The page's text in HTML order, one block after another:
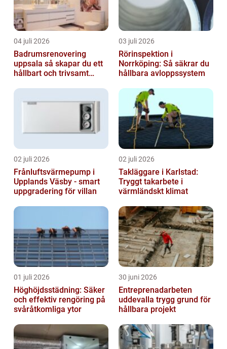
04 juli 2026
Badrumsrenovering
uppsala så skapar du ett
hållbart och trivsamt
03 juli 2026
Rörinspektion i
Norrköping: Så säkrar du
hållbara avloppssystem
02 juli 2026
Frånluftsvärmepump i
Upplands Väsby - smart
uppgradering för villan
02 juli 2026
Takläggare i Karlstad:
Tryggt takarbete i
värmländskt klimat
01 juli 2026
Höghöjdsstädning: Säker
och effektiv rengöring på
svåråtkomliga ytor
30 juni 2026
Entreprenadarbeten
uddevalla trygg grund för
hållbara projekt